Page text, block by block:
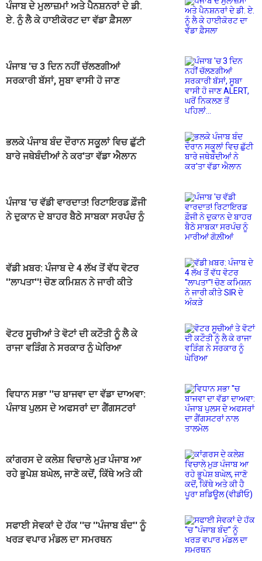
ਪੰਜਾਬ ਦੇ ਮੁਲਾਜ਼ਮਾਂ ਅਤੇ ਪੈਨਸ਼ਨਰਾਂ ਦੇ ਡੀ.
ਏ. ਨੂੰ ਲੈ ਕੇ ਹਾਈਕੋਰਟ ਦਾ ਵੱਡਾ ਫ਼ੈਸਲਾ
ਪੰਜਾਬ 'ਚ 3 ਦਿਨ ਨਹੀਂ ਚੱਲਣਗੀਆਂ
ਸਰਕਾਰੀ ਬੱਸਾਂ, ਸੂਬਾ ਵਾਸੀ ਹੋ ਜਾਣ
ਭਲਕੇ ਪੰਜਾਬ ਬੰਦ ਦੌਰਾਨ ਸਕੂਲਾਂ ਵਿਚ ਛੁੱਟੀ
ਬਾਰੇ ਜਥੇਬੰਦੀਆਂ ਨੇ ਕਰ'ਤਾ ਵੱਡਾ ਐਲਾਨ
ਪੰਜਾਬ 'ਚ ਵੱਡੀ ਵਾਰਦਾਤ! ਰਿਟਾਇਰਡ ਫ਼ੌਜੀ
ਨੇ ਦੁਕਾਨ ਦੇ ਬਾਹਰ ਬੈਠੇ ਸਾਬਕਾ ਸਰਪੰਚ ਨੂੰ
ਵੱਡੀ ਖ਼ਬਰ: ਪੰਜਾਬ ਦੇ 4 ਲੱਖ ਤੋਂ ਵੱਧ ਵੋਟਰ
''ਲਾਪਤਾ''! ਚੋਣ ਕਮਿਸ਼ਨ ਨੇ ਜਾਰੀ ਕੀਤੇ
ਵੋਟਰ ਸੂਚੀਆਂ ਤੇ ਵੋਟਾਂ ਦੀ ਕਟੌਤੀ ਨੂੰ ਲੈ ਕੇ
ਰਾਜਾ ਵੜਿੰਗ ਨੇ ਸਰਕਾਰ ਨੂੰ ਘੇਰਿਆ
ਵਿਧਾਨ ਸਭਾ ''ਚ ਬਾਜਵਾ ਦਾ ਵੱਡਾ ਦਾਅਵਾ:
ਪੰਜਾਬ ਪੁਲਸ ਦੇ ਅਫਸਰਾਂ ਦਾ ਗੈਂਗਸਟਰਾਂ
ਕਾਂਗਰਸ ਦੇ ਕਲੇਸ਼ ਵਿਚਾਲੇ ਮੁੜ ਪੰਜਾਬ ਆ
ਰਹੇ ਭੂਪੇਸ਼ ਬਘੇਲ, ਜਾਣੋ ਕਦੋਂ, ਕਿੱਥੇ ਅਤੇ ਕੀ
ਸਫਾਈ ਸੇਵਕਾਂ ਦੇ ਹੱਕ ''ਚ ''ਪੰਜਾਬ ਬੰਦ'' ਨੂੰ
ਖਰੜ ਵਪਾਰ ਮੰਡਲ ਦਾ ਸਮਰਥਨ